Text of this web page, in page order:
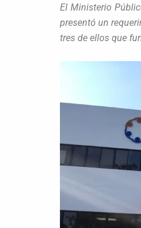
El Ministerio
presentó un
tres de ellos que